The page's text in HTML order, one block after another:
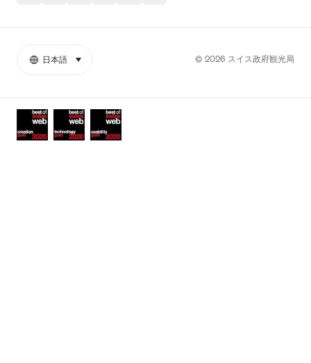
ラ
Awards
© 2026 スイス政府観光局
日本語 select (click to display)